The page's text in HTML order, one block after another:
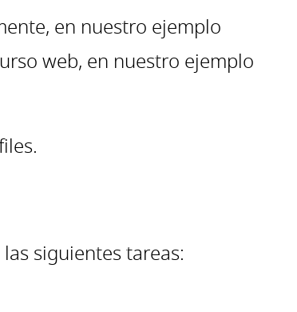
en nuestro ejemplo
web, en nuestro ejemplo
siguientes tareas: